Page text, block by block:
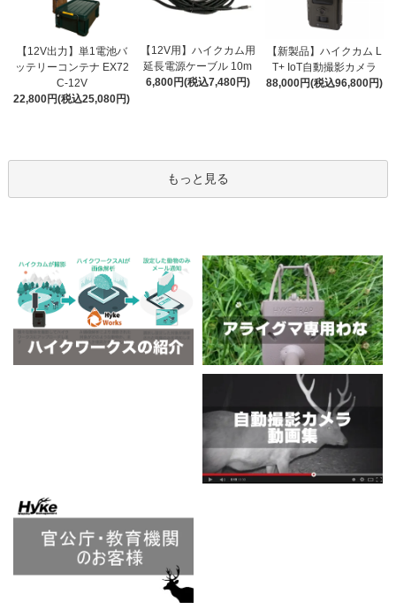
【12V出力】単1電池バ
ッテリーコンテナ EX72
C-12V
22,800円(税込25,080円)
【12V用】ハイクカム用
延長電源ケーブル 10m
6,800円(税込7,480円)
【新製品】ハイクカム L
T+ IoT自動撮影カメラ
88,000円(税込96,800円)
もっと見る